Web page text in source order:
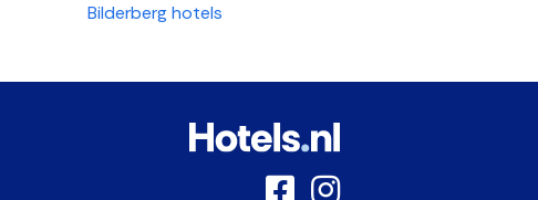
Bilderberg hotels